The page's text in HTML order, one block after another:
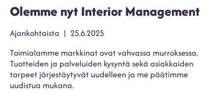
Olemme nyt Interior Management
Kategoriat
Ajankohtaista Julkaistu
25.6.2025
Toimialamme markkinat ovat vahvassa murroksessa.
Tuotteiden ja palveluiden kysyntä sekä asiakkaiden
tarpeet järjestäytyvät uudelleen ja me päätimme
uudistua mukana.